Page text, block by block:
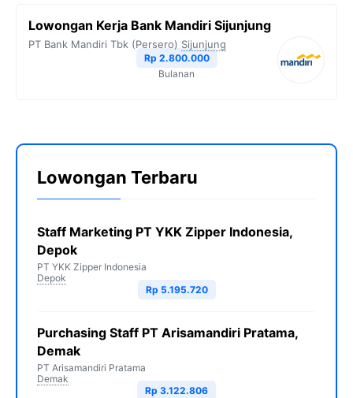
Lowongan Kerja Bank Mandiri Sijunjung
PT Bank Mandiri Tbk (Persero) Sijunjung
Rp 2.800.000
Bulanan
Lowongan Terbaru
Staff Marketing PT YKK Zipper Indonesia,
Depok
PT YKK Zipper Indonesia
Depok
Rp 5.195.720
Purchasing Staff PT Arisamandiri Pratama,
Demak
PT Arisamandiri Pratama
Demak
Rp 3.122.806